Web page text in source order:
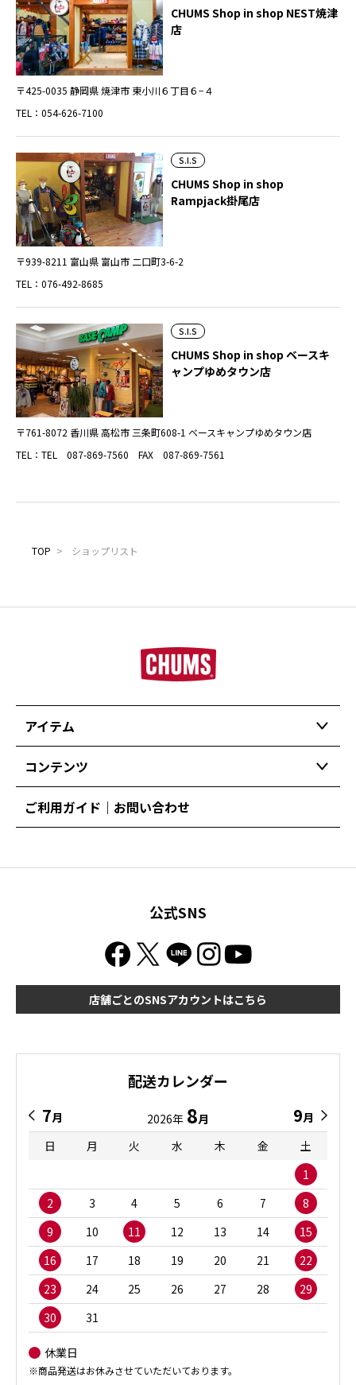
CHUMS Shop in shop NEST焼津
店
〒425-0035 静岡県 焼津市 東小川６丁目６−４
TEL：054-626-7100
S.I.S
CHUMS Shop in shop
Rampjack掛尾店
〒939-8211 富山県 富山市 二口町3-6-2
TEL：076-492-8685
S.I.S
CHUMS Shop in shop ベースキ
ャンプゆめタウン店
〒761-8072 香川県 高松市 三条町608-1 ベースキャンプゆめタウン店
TEL：TEL 087-869-7560 FAX 087-869-7561
TOP > ショップリスト
アイテム
コンテンツ
ご利用ガイド｜お問い合わせ
公式SNS
店舗ごとのSNSアカウントはこちら
配送カレンダー
7月 2026年 8月 9月
日
月 火 水 木 金
土
1
2
3 4 5 6 7
8
9
10 11 12 13 14
15
16
17 18 19 20 21
22
23
24 25 26 27 28
29
30
31
休業日
※商品発送はお休みさせていただいております。